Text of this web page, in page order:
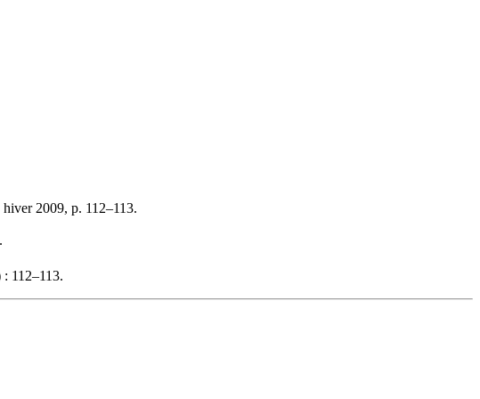
2009, p. 112–113.
112–113.